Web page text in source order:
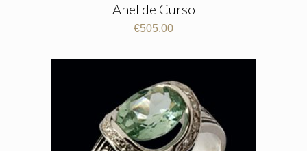
Anel de Curso
€505.00